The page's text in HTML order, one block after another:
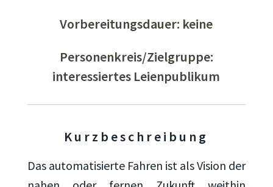
Vorbereitungsdauer: keine
Personenkreis/Zielgruppe:
interessiertes Leienpublikum
Kurzbeschreibung
Das automatisierte Fahren ist als Vision der